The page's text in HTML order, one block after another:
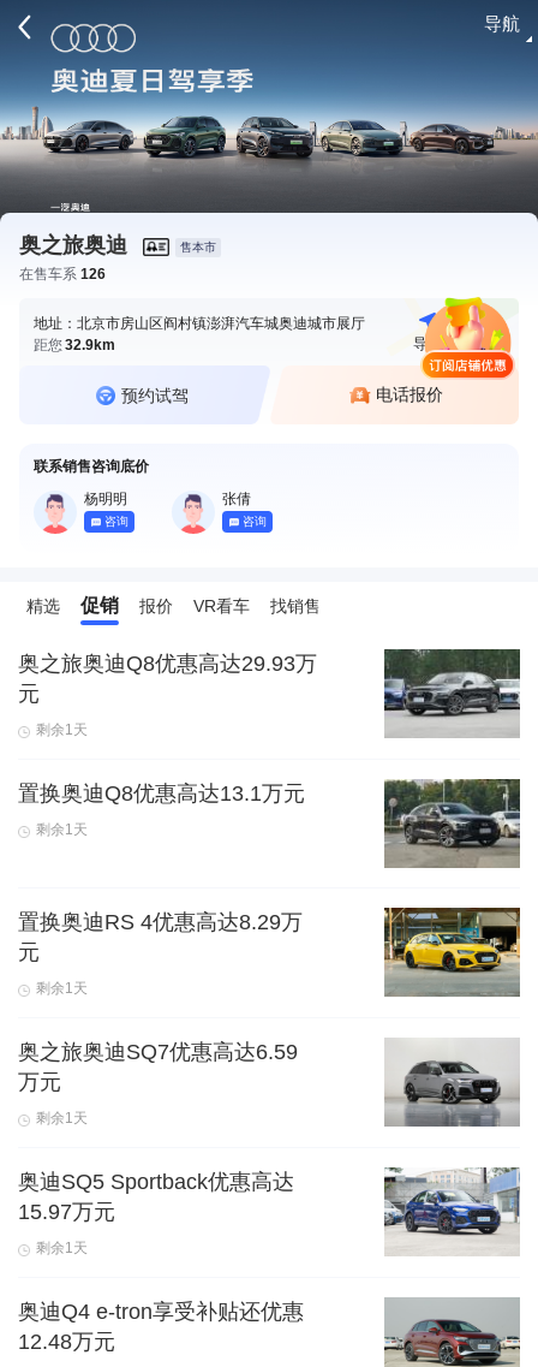
导航
奥之旅奥迪 售本市
在售车系 126
地址：北京市房山区阎村镇澎湃汽车城奥迪城市展厅
距您32.9km 导航 电话
预约试驾 电话报价
联系销售咨询底价
杨明明
咨询
张倩
咨询
精选 促销 报价 VR看车 找销售
奥之旅奥迪Q8优惠高达29.93万
元
剩余1天
置换奥迪Q8优惠高达13.1万元
剩余1天
置换奥迪RS 4优惠高达8.29万
元
剩余1天
奥之旅奥迪SQ7优惠高达6.59
万元
剩余1天
奥迪SQ5 Sportback优惠高达
15.97万元
剩余1天
奥迪Q4 e-tron享受补贴还优惠
12.48万元